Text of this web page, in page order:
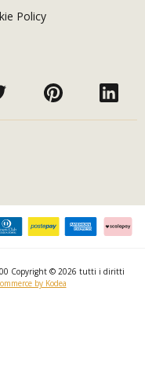
Policy
Copyright © 2026 tutti i diritti
by Kodea